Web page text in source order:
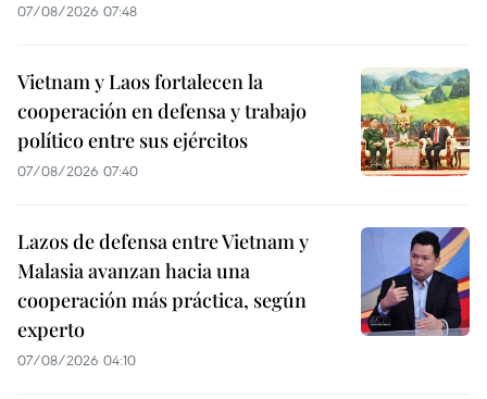
07/08/2026 07:48
Vietnam y Laos fortalecen la
cooperación en defensa y trabajo
político entre sus ejércitos
07/08/2026 07:40
Lazos de defensa entre Vietnam y
Malasia avanzan hacia una
cooperación más práctica, según
experto
07/08/2026 04:10